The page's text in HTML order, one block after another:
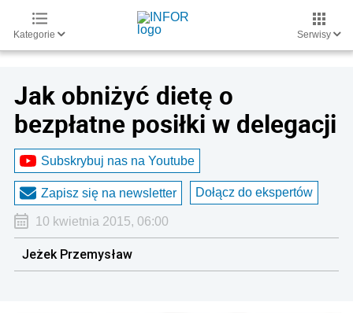
Kategorie Serwisy
Jak obniżyć dietę o
bezpłatne posiłki w delegacji
Subskrybuj nas na Youtube
Zapisz się na newsletter Dołącz do ekspertów
10 kwietnia 2015, 06:00
Jeżek Przemysław